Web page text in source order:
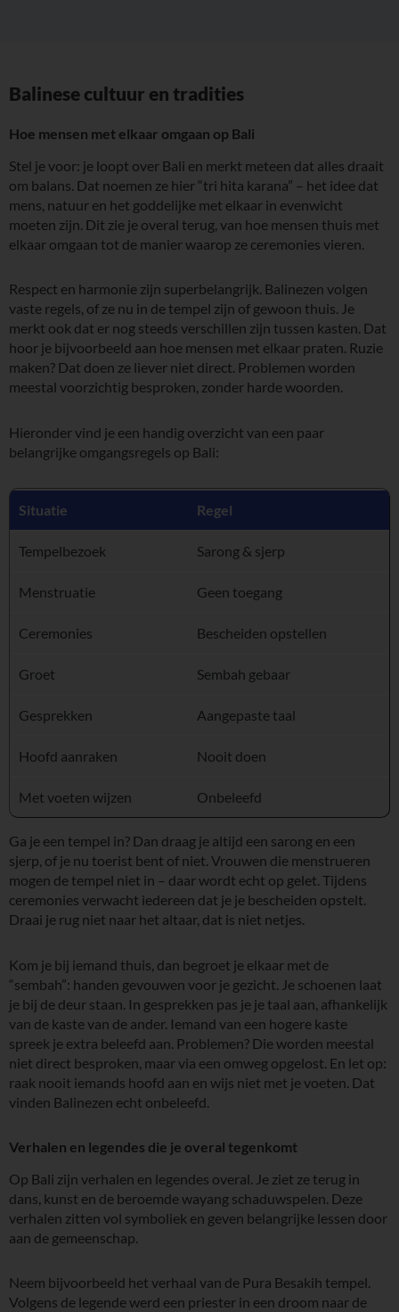
Balinese cultuur en tradities
Hoe mensen met elkaar omgaan op Bali
Stel je voor: je loopt over Bali en merkt meteen dat alles draait
om balans. Dat noemen ze hier “tri hita karana” – het idee dat
mens, natuur en het goddelijke met elkaar in evenwicht
moeten zijn. Dit zie je overal terug, van hoe mensen thuis met
elkaar omgaan tot de manier waarop ze ceremonies vieren.
Respect en harmonie zijn superbelangrijk. Balinezen volgen
vaste regels, of ze nu in de tempel zijn of gewoon thuis. Je
merkt ook dat er nog steeds verschillen zijn tussen kasten. Dat
hoor je bijvoorbeeld aan hoe mensen met elkaar praten. Ruzie
maken? Dat doen ze liever niet direct. Problemen worden
meestal voorzichtig besproken, zonder harde woorden.
Hieronder vind je een handig overzicht van een paar
belangrijke omgangsregels op Bali:
Situatie Regel
Tempelbezoek Sarong & sjerp
Menstruatie Geen toegang
Ceremonies Bescheiden opstellen
Groet Sembah gebaar
Gesprekken Aangepaste taal
Hoofd aanraken Nooit doen
Met voeten wijzen Onbeleefd
Ga je een tempel in? Dan draag je altijd een sarong en een
sjerp, of je nu toerist bent of niet. Vrouwen die menstrueren
mogen de tempel niet in – daar wordt echt op gelet. Tijdens
ceremonies verwacht iedereen dat je je bescheiden opstelt.
Draai je rug niet naar het altaar, dat is niet netjes.
Kom je bij iemand thuis, dan begroet je elkaar met de
“sembah”: handen gevouwen voor je gezicht. Je schoenen laat
je bij de deur staan. In gesprekken pas je je taal aan, afhankelijk
van de kaste van de ander. Iemand van een hogere kaste
spreek je extra beleefd aan. Problemen? Die worden meestal
niet direct besproken, maar via een omweg opgelost. En let op:
raak nooit iemands hoofd aan en wijs niet met je voeten. Dat
vinden Balinezen echt onbeleefd.
Verhalen en legendes die je overal tegenkomt
Op Bali zijn verhalen en legendes overal. Je ziet ze terug in
dans, kunst en de beroemde wayang schaduwspelen. Deze
verhalen zitten vol symboliek en geven belangrijke lessen door
aan de gemeenschap.
Neem bijvoorbeeld het verhaal van de Pura Besakih tempel.
Volgens de legende werd een priester in een droom naar de